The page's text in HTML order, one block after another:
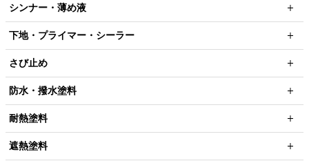
シンナー・薄め液
下地・プライマー・シーラー
さび止め
防水・撥水塗料
耐熱塗料
遮熱塗料